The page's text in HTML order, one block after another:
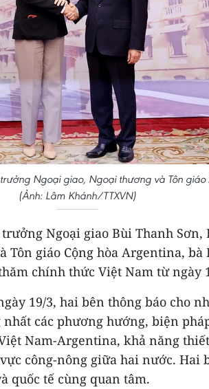
Ngoại giao, Ngoại thương và Tôn
(Ảnh: Lâm Khánh/TTXVN)
Ngoại giao Bùi Thanh Sơn,
Tôn giáo Cộng hòa Argentina, bà
chính thức Việt Nam từ ngày
19/3, hai bên thông báo cho
các phương hướng, biện
Nam-Argentina, khả năng
công-nông giữa hai nước. Hai
quốc tế cùng quan tâm.